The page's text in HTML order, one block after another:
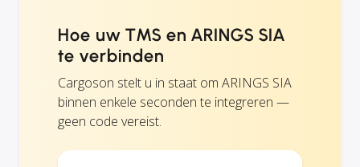
Hoe uw TMS en ARINGS SIA
te verbinden
Cargoson stelt u in staat om ARINGS SIA
binnen enkele seconden te integreren —
geen code vereist.